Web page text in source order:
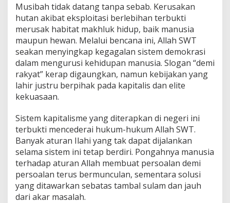
Musibah tidak datang tanpa sebab. Kerusakan
hutan akibat eksploitasi berlebihan terbukti
merusak habitat makhluk hidup, baik manusia
maupun hewan. Melalui bencana ini, Allah SWT
seakan menyingkap kegagalan sistem demokrasi
dalam mengurusi kehidupan manusia. Slogan “demi
rakyat” kerap digaungkan, namun kebijakan yang
lahir justru berpihak pada kapitalis dan elite
kekuasaan.
Sistem kapitalisme yang diterapkan di negeri ini
terbukti mencederai hukum-hukum Allah SWT.
Banyak aturan Ilahi yang tak dapat dijalankan
selama sistem ini tetap berdiri. Pongahnya manusia
terhadap aturan Allah membuat persoalan demi
persoalan terus bermunculan, sementara solusi
yang ditawarkan sebatas tambal sulam dan jauh
dari akar masalah.